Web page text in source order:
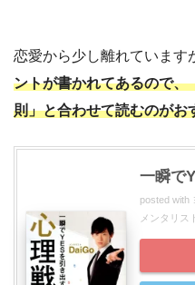
恋愛から少し離れています
ントが書かれてあるので、
則」と合わせて読むのがお
一瞬で
posted with
メンタリス